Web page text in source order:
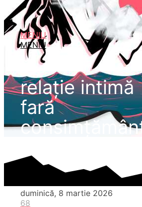
MENIU
MENIU
relație intimă
fară
duminică, 8 martie 2026
68